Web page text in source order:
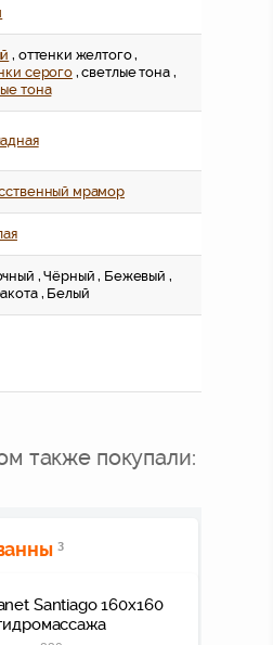
, оттенки желтого ,
серого, светлые тона ,
тона
мрамор
, Чёрный , Бежевый ,
, Белый
также покупали:
3
Santiago 160x160